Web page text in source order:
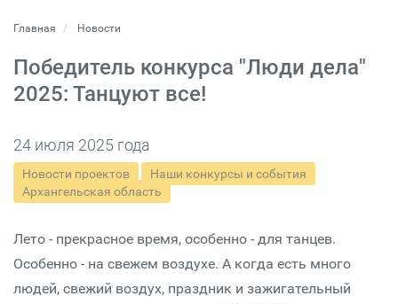
Главная Новости
Победитель конкурса "Люди дела"
2025: Танцуют все!
24 июля 2025 года
Новости проектов
Наши конкурсы и события
Архангельская область
Лето - прекрасное время, особенно - для танцев.
Особенно - на свежем воздухе. А когда есть много
людей, свежий воздух, праздник и зажигательный